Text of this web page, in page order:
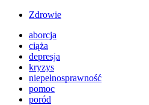
Zdrowie
aborcja
ciąża
depresja
kryzys
niepełnosprawność
pomoc
poród